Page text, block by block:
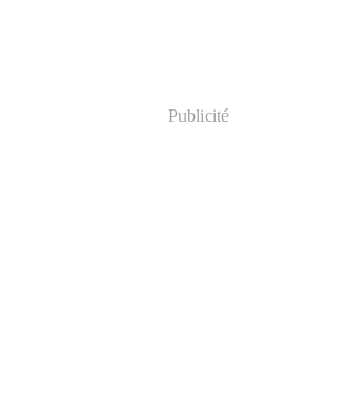
Publicité